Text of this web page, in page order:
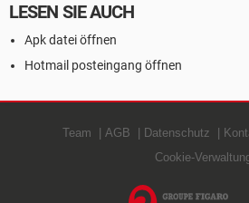
LESEN SIE AUCH
Apk datei öffnen
Hotmail posteingang öffnen
Team AGB Datenschutz
Cookie-